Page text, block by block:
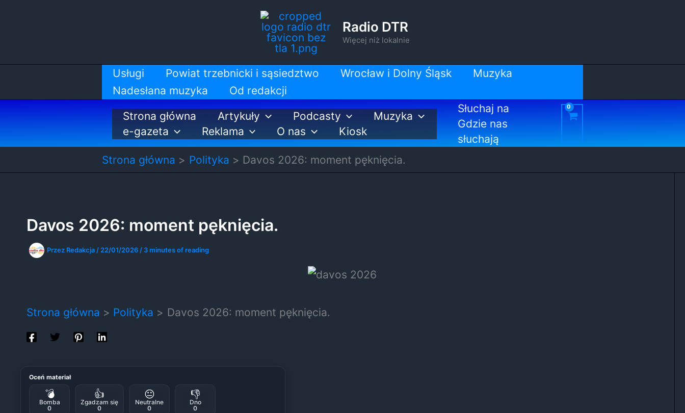
Radio DTR
Więcej niż lokalnie
Usługi Powiat trzebnicki i sąsiedztwo Wrocław i Dolny Śląsk
Muzyka
Nadesłana muzyka
Od redakcji
Strona główna
Artykuły Podcasty
Muzyka
e-gazeta
Reklama O nas Kiosk
Słuchaj na
Gdzie nas
słuchają
Strona główna
Polityka Davos 2026: moment pęknięcia.
Davos 2026: moment pęknięcia.
Przez Redakcja / 22/01/2026 / 3 minutes of reading
Strona główna Polityka Davos 2026: moment pęknięcia.
Oceń materiał
💣
Bomba
0
👍
Zgadzam się
0
😐
Neutralne
0
👎
Dno
0